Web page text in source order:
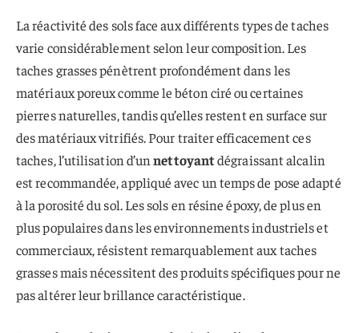
La réactivité des sols face aux différents types de taches
varie considérablement selon leur composition. Les
taches grasses pénètrent profondément dans les
matériaux poreux comme le béton ciré ou certaines
pierres naturelles, tandis qu’elles restent en surface sur
des matériaux vitrifiés. Pour traiter efficacement ces
taches, l’utilisation d’unnettoyantdégraissant alcalin
est recommandée, appliqué avec un temps de pose adapté
à la porosité du sol. Les sols en résine époxy, de plus en
plus populaires dans les environnements industriels et
commerciaux, résistent remarquablement aux taches
grasses mais nécessitent des produits spécifiques pour ne
pas altérer leur brillance caractéristique.